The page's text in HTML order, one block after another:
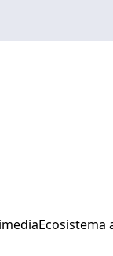
Ecosistema